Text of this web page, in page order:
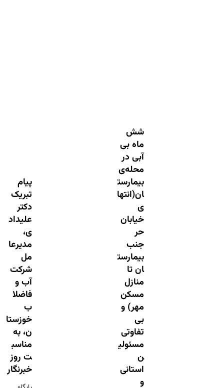
شش
ماه بی
آبی در
محله‌ی
بیمارست
ان(انتها
ی
خیابان
حر
جنب
بیمارست
ان تا
منازل
مسکن
مهر) و
بی
تفاوتی
مسئولی
ن
استانی
و
پیام
تبریک
دکتر
علیداد
ی،
مدیرعا
مل
شرکت
آب و
فاضلا
ب
خوزستا
ن، به
مناسب
ت روز
خبرنگار